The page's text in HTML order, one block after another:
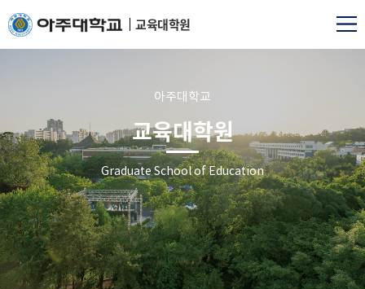
교육대학원
아주대학교
교육대학원
Graduate School of Education